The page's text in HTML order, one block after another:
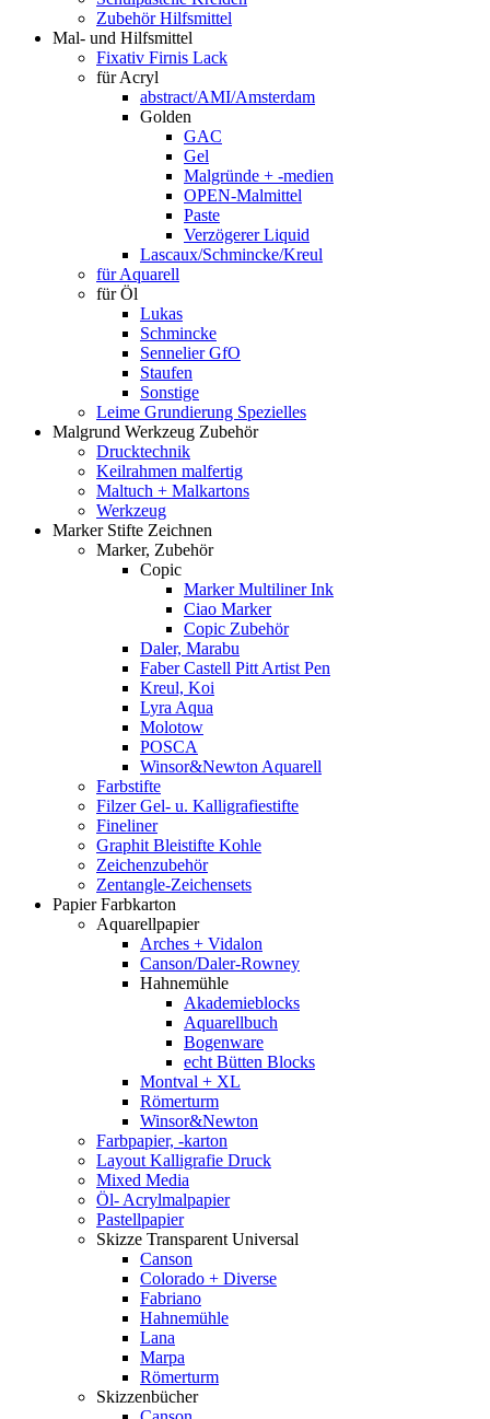
Zubehör Hilfsmittel
Mal- und Hilfsmittel
Fixativ Firnis Lack
für Acryl
abstract/AMI/Amsterdam
Golden
GAC
Gel
Malgründe + -medien
OPEN-Malmittel
Paste
Verzögerer Liquid
Lascaux/Schmincke/Kreul
für Aquarell
für Öl
Lukas
Schmincke
Sennelier GfO
Staufen
Sonstige
Leime Grundierung Spezielles
Malgrund Werkzeug Zubehör
Drucktechnik
Keilrahmen malfertig
Maltuch + Malkartons
Werkzeug
Marker Stifte Zeichnen
Marker, Zubehör
Copic
Marker Multiliner Ink
Ciao Marker
Copic Zubehör
Daler, Marabu
Faber Castell Pitt Artist Pen
Kreul, Koi
Lyra Aqua
Molotow
POSCA
Winsor&Newton Aquarell
Farbstifte
Filzer Gel- u. Kalligrafiestifte
Fineliner
Graphit Bleistifte Kohle
Zeichenzubehör
Zentangle-Zeichensets
Papier Farbkarton
Aquarellpapier
Arches + Vidalon
Canson/Daler-Rowney
Hahnemühle
Akademieblocks
Aquarellbuch
Bogenware
echt Bütten Blocks
Montval + XL
Römerturm
Winsor&Newton
Farbpapier, -karton
Layout Kalligrafie Druck
Mixed Media
Öl- Acrylmalpapier
Pastellpapier
Skizze Transparent Universal
Canson
Colorado + Diverse
Fabriano
Hahnemühle
Lana
Marpa
Römerturm
Skizzenbücher